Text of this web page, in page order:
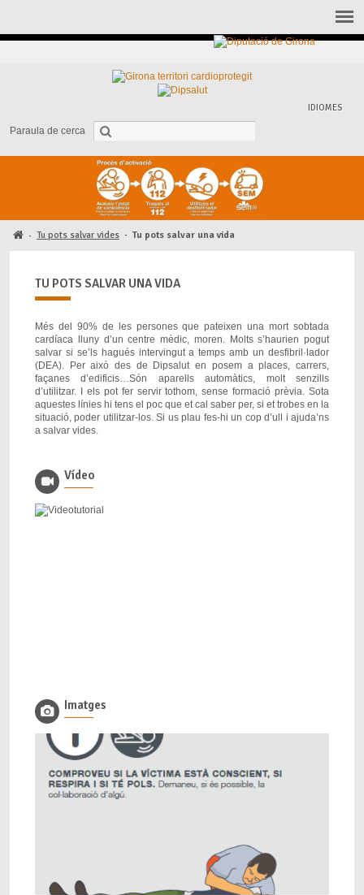
IDIOMES
Paraula de cerca
· Tu pots salvar vides · Tu pots salvar una vida
TU POTS SALVAR UNA VIDA
Més del 90% de les persones que pateixen una mort sobtada
cardíaca lluny d’un centre mèdic, moren. Molts s’haurien pogut
salvar si se’ls hagués intervingut a temps amb un desfibril·lador
(DEA). Per això des de Dipsalut en posem a places, carrers,
façanes d’edificis…Són aparells automàtics, molt senzills
d’utilitzar. I els pot fer servir tothom, sense formació prèvia. Sota
aquestes línies hi tens el poc que et cal saber per, si et trobes en la
situació, poder utilitzar-los. Si us plau fes-hi un cop d’ull i ajuda’ns
a salvar vides.
Vídeo
Imatges